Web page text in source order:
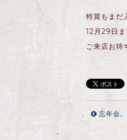
特賞もまだ
12月29日
ご来店お待
忘年会。